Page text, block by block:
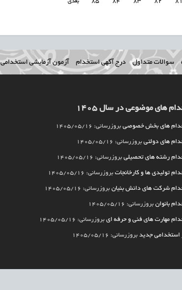
81
82
83
84
85 بعدی
سوالات متداول درج آگهی استخدام آزمون آزمایشی استخدامی
های موضوعی در سال 1405
های بخش خصوصی بروزرسانی: 1405/05/16
های دولتی بروزرسانی: 1405/05/16
رشته های تحصیلی بروزرسانی: 1405/05/16
تولیدی ها و کارخانجات بروزرسانی: 1405/05/16
شرکت های دانش بنیان بروزرسانی: 1405/05/16
بانوان بروزرسانی: 1405/05/16
مهارت های فنی و حرفه ای بروزرسانی: 1405/05/16
استخدامی جدید بروزرسانی: 1405/05/16